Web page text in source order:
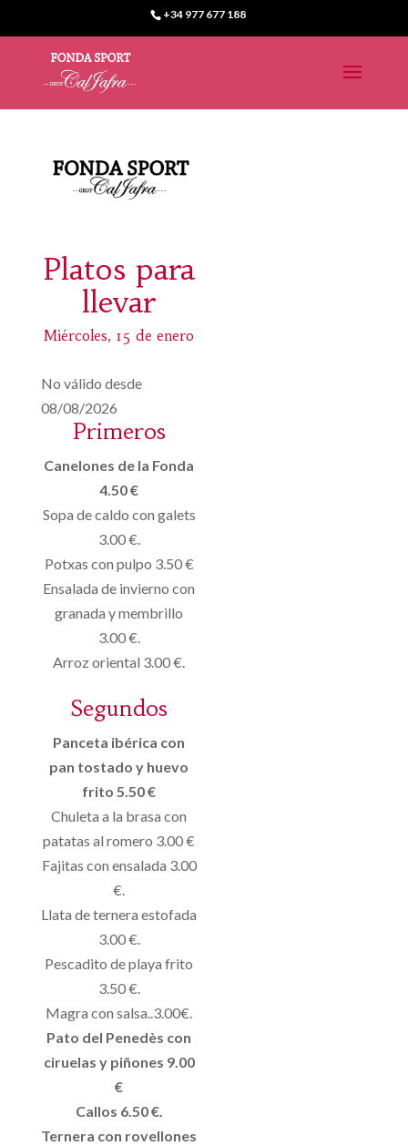
+34 977 677 188
Platos para
llevar
Miércoles, 15 de enero
No válido desde
08/08/2026
Primeros
Canelones de la Fonda
4.50 €
Sopa de caldo con galets
3.00 €.
Potxas con pulpo 3.50 €
Ensalada de invierno con
granada y membrillo
3.00 €.
Arroz oriental 3.00 €.
Segundos
Panceta ibérica con
pan tostado y huevo
frito 5.50 €
Chuleta a la brasa con
patatas al romero 3.00 €
Fajitas con ensalada 3.00
€.
Llata de ternera estofada
3.00 €.
Pescadito de playa frito
3.50 €.
Magra con salsa..3.00€.
Pato del Penedès con
ciruelas y piñones 9.00
€
Callos 6.50 €.
Ternera con rovellones